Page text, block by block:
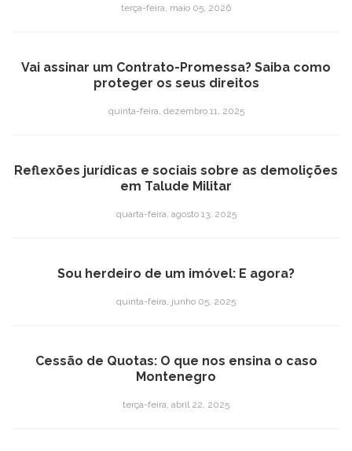
terça-feira, maio 05, 2026
Vai assinar um Contrato-Promessa? Saiba como
proteger os seus direitos
quinta-feira, dezembro 11, 2025
Reflexões jurídicas e sociais sobre as demolições
em Talude Militar
quarta-feira, agosto 13, 2025
Sou herdeiro de um imóvel: E agora?
quinta-feira, junho 05, 2025
Cessão de Quotas: O que nos ensina o caso
Montenegro
terça-feira, abril 22, 2025